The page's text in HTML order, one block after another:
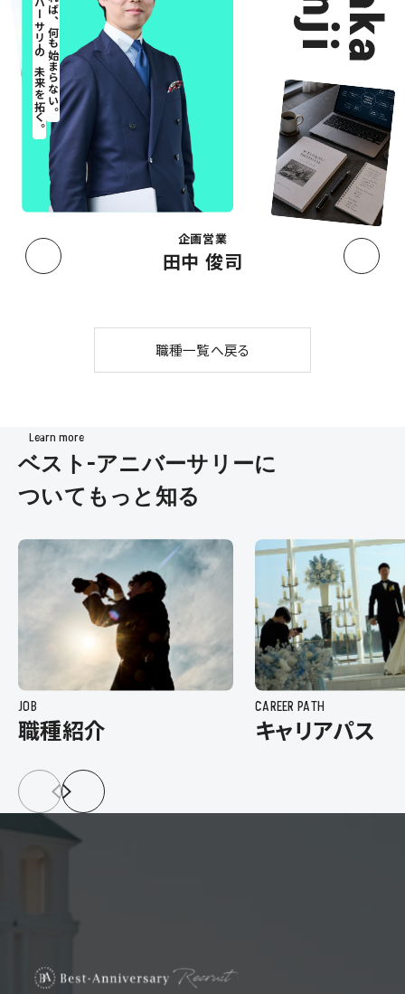
企画営業
田中 俊司
職種一覧へ戻る
Learn more
ベスト-アニバーサリーに
ついてもっと知る
JOB
職種紹介
CAREER PATH
キャリアパス